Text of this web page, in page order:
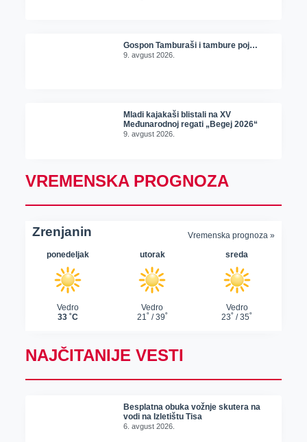
Gospon Tamburaši i tambure poj…
9. avgust 2026.
Mladi kajakaši blistali na XV
Međunarodnoj regati „Begej 2026“
9. avgust 2026.
VREMENSKA PROGNOZA
NAJČITANIJE VESTI
Besplatna obuka vožnje skutera na
vodi na Izletištu Tisa
6. avgust 2026.